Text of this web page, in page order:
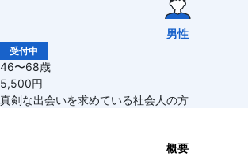
男性
受付中
46〜68歳
5,500円
真剣な出会いを求めている社会人の方
概要